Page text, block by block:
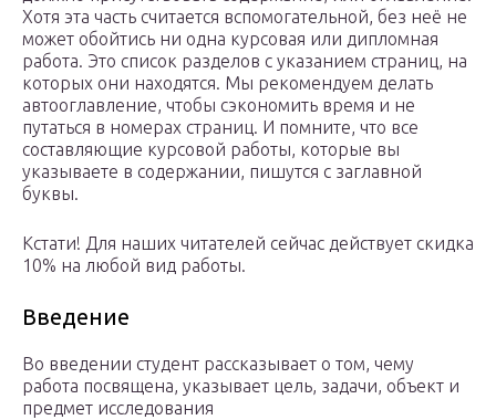
Хотя эта часть считается вспомогательной, без неё не
может обойтись ни одна курсовая или дипломная
работа. Это список разделов с указанием страниц, на
которых они находятся. Мы рекомендуем делать
автооглавление, чтобы сэкономить время и не
путаться в номерах страниц. И помните, что все
составляющие курсовой работы, которые вы
указываете в содержании, пишутся с заглавной
буквы.
Кстати! Для наших читателей сейчас действует скидка
10% на любой вид работы.
Введение
Во введении студент рассказывает о том, чему
работа посвящена, указывает цель, задачи, объект и
предмет исследования